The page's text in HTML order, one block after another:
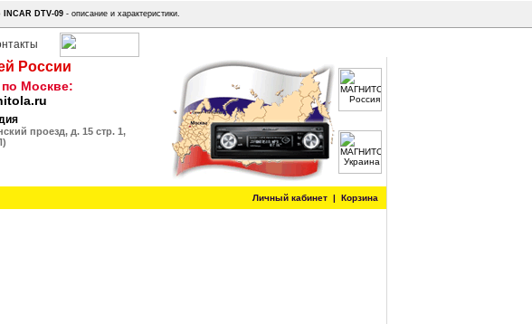
DTV-09- описание и характеристики.
России
Москве:
проезд, д. 15 стр. 1,
Личный кабинет | Корзина